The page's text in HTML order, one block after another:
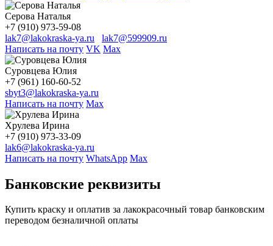
Серова Наталья
+7 (910) 973-59-08
lak7@lakokraska-ya.ru
lak7@599909.ru
Написать на почту VK Max
Суровцева Юлия
+7 (961) 160-60-52
sbyt3@lakokraska-ya.ru
Написать на почту Max
Хрулева Ирина
+7 (910) 973-33-09
lak6@lakokraska-ya.ru
Написать на почту WhatsApp Max
Банковские реквизиты
Купить краску и оплатив за лакокрасочный товар банковским
переводом безналичной оплаты